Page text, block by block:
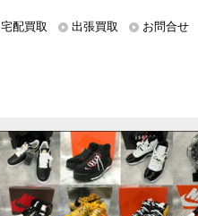
宅配買取 出張買取 お問合せ